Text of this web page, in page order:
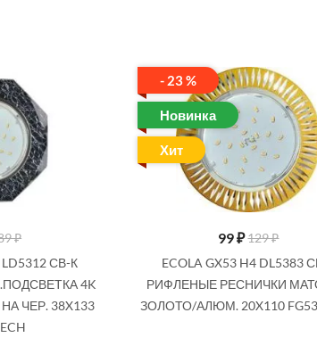
₽
LD5312 СВ-К
4K
ЧЕР. 38X133
- 23 %
Новинка
Хит
99₽129 ₽
ECOLA GX53 H4 DL5383
РИФЛЕНЫЕ РЕСНИЧКИ
ЗОЛОТО/АЛЮМ. 20X110